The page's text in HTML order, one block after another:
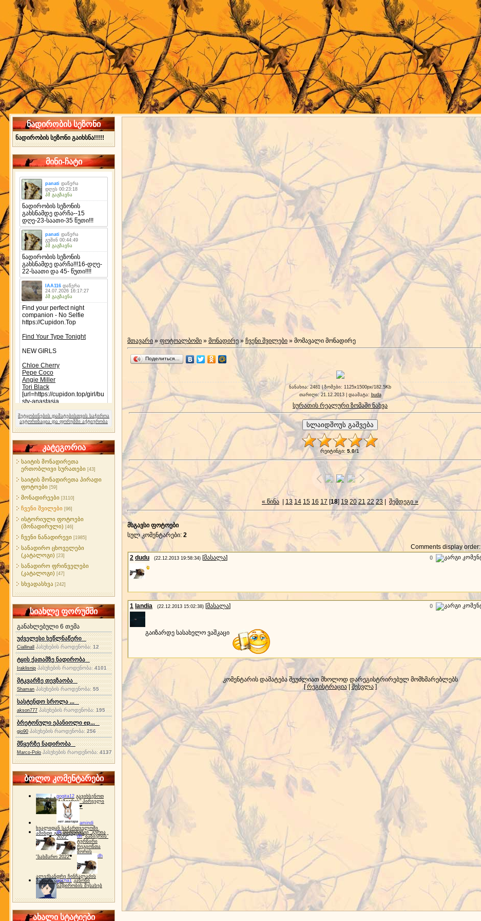
ნადირობის სეზონი
ნადირობის სეზონი გაიხსნა!!!!!
მინი-ჩატი
შეტყობინების დამატებისთვის საჭიროა
ავტორიზაცია და ფორუმში აქტიურობა
კატეგორია
საიტის მონადირეთა
ერთობლივი სურათები [43]
საიტის მონადირეთა პირადი
ფოტოები [59]
მონადირეები [3110]
ჩვენი შვილები [96]
ისტორიული ფოტოები
(მონადირული) [46]
ჩვენი ნანადირევი [1985]
სანადირო ცხოველები
(კატალოგი) [23]
სანადირო ფრინველები
(კატალოგი) [47]
სხვადასხვა [242]
სიახლე ფორუმში
განახლებული 6 თემა
უძველესი ხეწლნაწერი
Ciallinall პასუხების რაოდენობა:12
ტყის ქათამზე ნადირობა
Iraklisnip პასუხების რაოდენობა: 4101
მტკვარზე თევზაობა
Shaman პასუხების რაოდენობა:55
სასტენდო სროლა ...
akson777 პასუხების რაოდენობა:195
ბრეტონული ეპანიოლი ep...
gio90 პასუხების რაოდენობა:256
მწყერზე ნადირობა
Marco-Polo პასუხების რაოდენობა:4137
ბოლო კომენტარები
gogita12 გავიხსენოთ
"ბაზიერის" პირველი
ტურნირი ❤
amindi
ხვალიდან საქართველოში
ამინდი გაუარესდება
dh სპორტინგი "გურია
2022"
dh "ბაზიერის"
ტურნირი
რეგიონთა
შორის
"ბახმარო 2022"
dh
ალექსანდრე ჩინჩალაძის
მემორიალიgocha1 კანონი
ნადირობის შესახებ
ახალი სტატიები
მთავარი » ფოტოალბომი » მონადირე » ჩვენი შვილები » მომავალი მონადირე
Поделиться…
ნანახია: 2481 |ზომები: 1125x1500px/182.5Kb
თარიღი: 21.12.2013 | დაამატა: buda
სურათის რეალური ზომაში ნახვა
რეიტინგი: 5.0/1
« წინა 13 14 15 16 17 [18] 19 20 21 22 23 შემდეგი »
მსგავსი ფოტოები
სულ კომენტარები: 2
Comments display order:
0
2 dudu (22.12.2013 19:58:34) [მასალა]
0
1 landia (22.12.2013 15:02:38) [მასალა]
გაიზარდე სასახელო ვაშკაცი
კომენტარის დამატება შეუძლიათ მხოლოდ დარეგისტრირებულ მომხმარებლებს
[რეგისტრაცია|შესვლა]